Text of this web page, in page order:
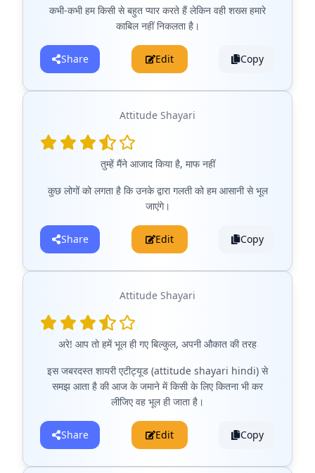
कभी-कभी हम किसी से बहुत प्यार करते हैं लेकिन वही शख्स हमारे
काबिल नहीं निकलता है।
Share Edit Copy
Attitude Shayari
तुम्हें मैंने आजाद किया है, माफ नहीं
कुछ लोगों को लगता है कि उनके द्वारा गलती को हम आसानी से भूल
जाएंगे।
Share Edit Copy
Attitude Shayari
अरे! आप तो हमें भूल ही गए बिल्कुल, अपनी औकात की तरह
इस जबरदस्त शायरी एटीट्यूड (attitude shayari hindi) से
समझ आता है की आज के जमाने में किसी के लिए कितना भी कर
लीजिए वह भूल ही जाता है।
Share Edit Copy